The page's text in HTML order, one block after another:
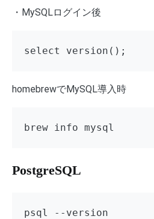
・MySQLログイン後
select version();
homebrewでMySQL導入時
brew info mysql
PostgreSQL
psql --version